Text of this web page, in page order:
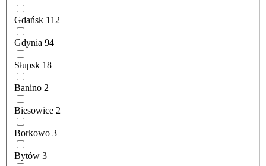
Gdańsk 112
Gdynia 94
Słupsk 18
Banino 2
Biesowice 2
Borkowo 3
Bytów 3